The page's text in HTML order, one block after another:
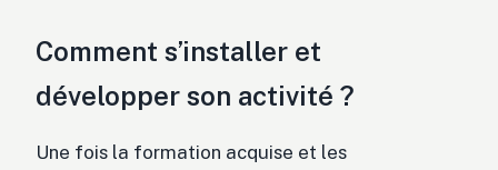
Comment s’installer et
développer son activité ?
Une fois la formation acquise et les